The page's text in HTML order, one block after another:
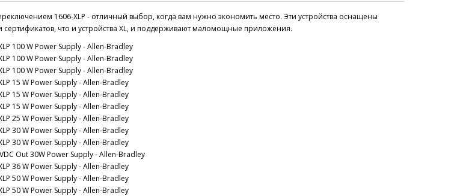
1606-XLP - отличный выбор, когда вам нужно экономить место. Эти устройства оснащены
что и устройства XL, и поддерживают маломощные приложения.
100 W Power Supply - Allen-Bradley
100 W Power Supply - Allen-Bradley
100 W Power Supply - Allen-Bradley
15 W Power Supply - Allen-Bradley
15 W Power Supply - Allen-Bradley
15 W Power Supply - Allen-Bradley
25 W Power Supply - Allen-Bradley
30 W Power Supply - Allen-Bradley
30 W Power Supply - Allen-Bradley
Out 30W Power Supply - Allen-Bradley
36 W Power Supply - Allen-Bradley
50 W Power Supply - Allen-Bradley
50 W Power Supply - Allen-Bradley